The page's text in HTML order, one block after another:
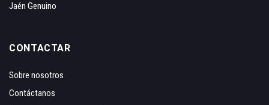
Jaén Genuino
CONTACTAR
Sobre nosotros
Contáctanos